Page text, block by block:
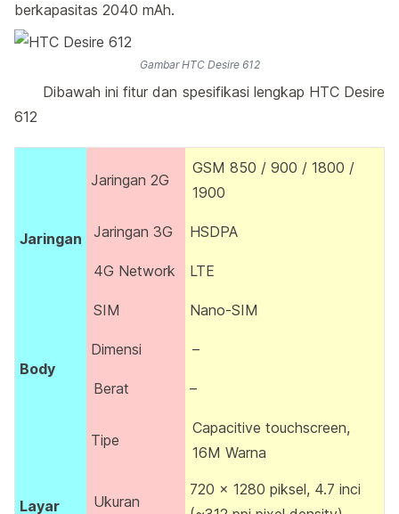
berkapasitas 2040 mAh.
Gambar HTC Desire 612
Dibawah ini fitur dan spesifikasi lengkap HTC Desire
612
Jaringan
Jaringan 2G
GSM 850 / 900 / 1800 /
1900
Jaringan 3G HSDPA
4G Network LTE
SIM Nano-SIM
Body
Dimensi –
Berat –
Layar
Tipe
Capacitive touchscreen,
16M Warna
Ukuran
720 x 1280 piksel, 4.7 inci